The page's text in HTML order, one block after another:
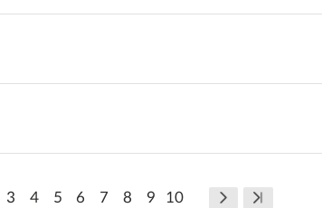
3 4 5 6 7 8 9 10